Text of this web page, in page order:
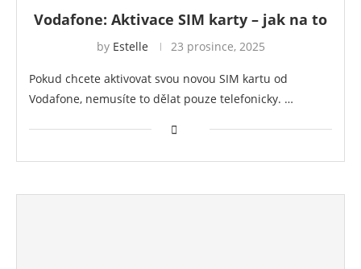
Vodafone: Aktivace SIM karty – jak na to
by Estelle 23 prosince, 2025
Pokud chcete aktivovat svou novou SIM kartu od
Vodafone, nemusíte to dělat pouze telefonicky. …